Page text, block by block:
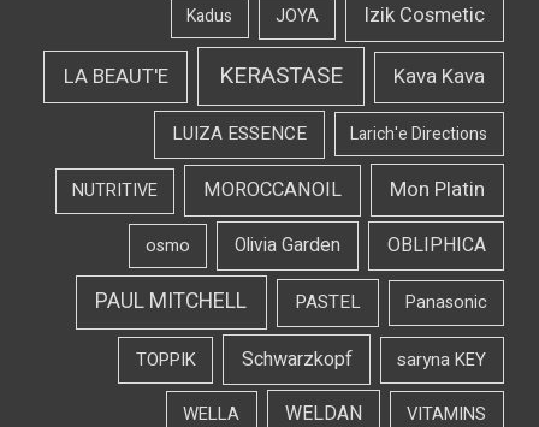
Izik Cosmetic
JOYA
Kadus
Kava Kava
KERASTASE
LA BEAUT'E
Larich'e Directions
LUIZA ESSENCE
Mon Platin
MOROCCANOIL
NUTRITIVE
OBLIPHICA
Olivia Garden
osmo
Panasonic
PASTEL
PAUL MITCHELL
saryna KEY
Schwarzkopf
TOPPIK
VITAMINS
WELDAN
WELLA